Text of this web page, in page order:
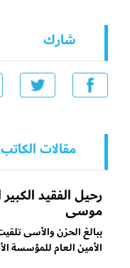
شارك
مقالات الكاتب
رحيل الفقيد
موسى
ببالغ الحزن والأسى
الأمين العام للمؤسسة